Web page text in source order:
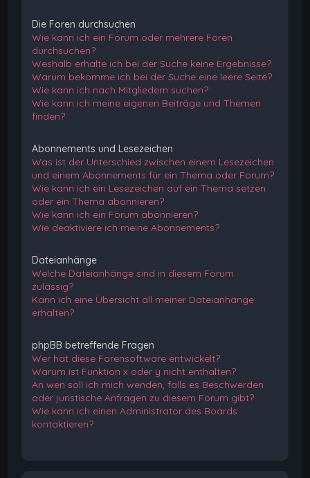
Die Foren durchsuchen
Wie kann ich ein Forum oder mehrere Foren
durchsuchen?
Weshalb erhalte ich bei der Suche keine Ergebnisse?
Warum bekomme ich bei der Suche eine leere Seite?
Wie kann ich nach Mitgliedern suchen?
Wie kann ich meine eigenen Beiträge und Themen
finden?
Abonnements und Lesezeichen
Was ist der Unterschied zwischen einem Lesezeichen
und einem Abonnements für ein Thema oder Forum?
Wie kann ich ein Lesezeichen auf ein Thema setzen
oder ein Thema abonnieren?
Wie kann ich ein Forum abonnieren?
Wie deaktiviere ich meine Abonnements?
Dateianhänge
Welche Dateianhänge sind in diesem Forum
zulässig?
Kann ich eine Übersicht all meiner Dateianhänge
erhalten?
phpBB betreffende Fragen
Wer hat diese Forensoftware entwickelt?
Warum ist Funktion x oder y nicht enthalten?
An wen soll ich mich wenden, falls es Beschwerden
oder juristische Anfragen zu diesem Forum gibt?
Wie kann ich einen Administrator des Boards
kontaktieren?